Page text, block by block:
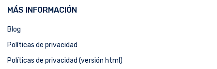
MÁS INFORMACIÓN
Blog
Políticas de privacidad
Políticas de privacidad (versión html)